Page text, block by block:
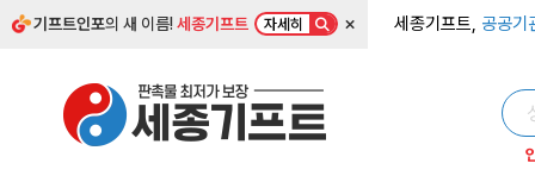
기프트인포의 새 이름!세종기프트 자세히 × 세종기프트, 공공기